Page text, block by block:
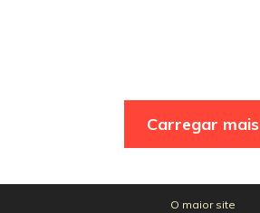
Carregar mais
O maior site